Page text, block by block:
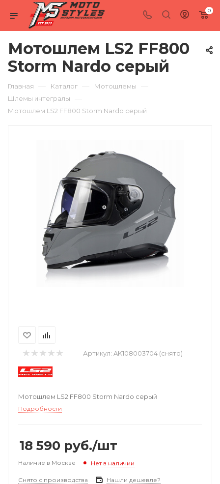
0
Мотошлем LS2 FF800
Storm Nardo серый
Главная — Каталог — Мотошлемы —
Шлемы интегралы —
Мотошлем LS2 FF800 Storm Nardo серый
Артикул: AK108003704 (снято)
Мотошлем LS2 FF800 Storm Nardo серый
Подробности
18 590 руб./шт
Наличие в Москве Нет в наличии
Снято с производства Нашли дешевле?